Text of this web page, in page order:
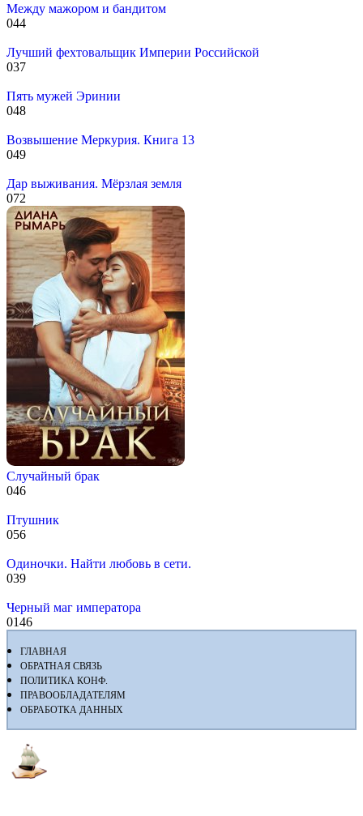
Между мажором и бандитом
044
Лучший фехтовальщик Империи Российской
037
Пять мужей Эринии
048
Возвышение Меркурия. Книга 13
049
Дар выживания. Мёрзлая земля
072
Случайный брак
046
Птушник
056
Одиночки. Найти любовь в сети.
039
Черный маг императора
0146
ГЛАВНАЯ
ОБРАТНАЯ СВЯЗЬ
ПОЛИТИКА КОНФ.
ПРАВООБЛАДАТЕЛЯМ
ОБРАБОТКА ДАННЫХ